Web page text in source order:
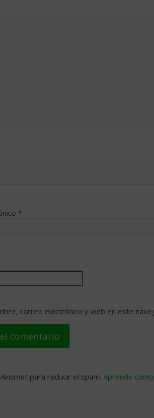
*
correo electrónico y web en este
para reducir el spam. Aprende